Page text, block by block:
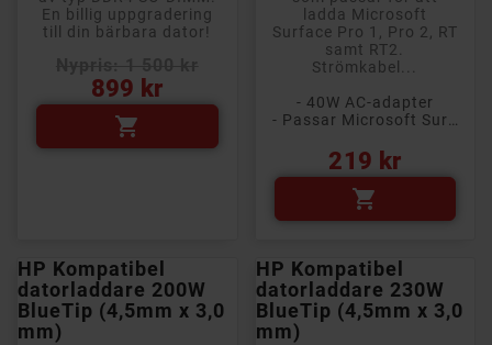
En billig uppgradering
till din bärbara dator!
899 kr

ladda Microsoft
Surface Pro 1, Pro 2, RT
samt RT2.
Strömkabel...
- 40W AC-adapter
- Passar Microsoft Surface 1, 2, RT och RT2
219 kr

HP Kompatibel
datorladdare 200W
BlueTip (4,5mm x 3,0
mm)
HP Kompatibel
datorladdare 230W
BlueTip (4,5mm x 3,0
mm)